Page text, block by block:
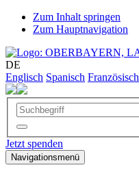
Zum Inhalt springen
Zum Hauptnavigation
DE
Englisch Spanisch Französisch
Jetzt spenden
Navigationsmenü